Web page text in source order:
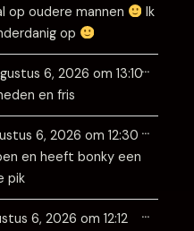
op oudere mannen
Ik
op
6, 2026 om 13:10
en fris
…
Wissel
deze
6, 2026 om 12:30
en heeft bonky een
pik
…
Wissel
deze
6, 2026 om 12:12
…
Wissel
deze